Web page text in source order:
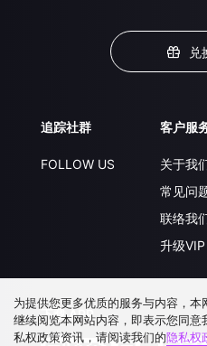
兑
追踪社群
FOLLOW US
客户服
关于我
常见问
联络我
升级VIP
下载 APP
为提供您更多优质的服务与内容，
继续阅览本网站内容，即表示您同
私权政策资讯，请阅读我们的隐私权